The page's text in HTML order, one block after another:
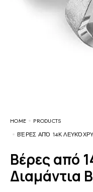
HOME
PRODUCTS
ΒΈΡΕΣ ΑΠΌ 14Κ
Βέρες από 14Κ Λευκόχρυσο με
Διαμάντια